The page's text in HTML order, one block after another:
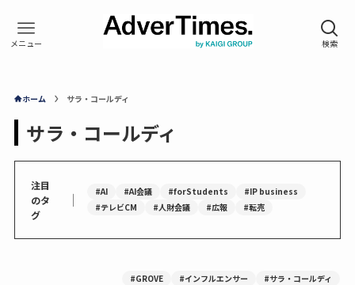
ホーム サラ・コールディ
サラ・コールディ
注目
のタ
グ
｜ #AI #AI会議 #forStudents
#IP business
#テレビCM
#人財会議 #広報 #転売
#GROVE #インフルエンサー
#サラ・コールディ